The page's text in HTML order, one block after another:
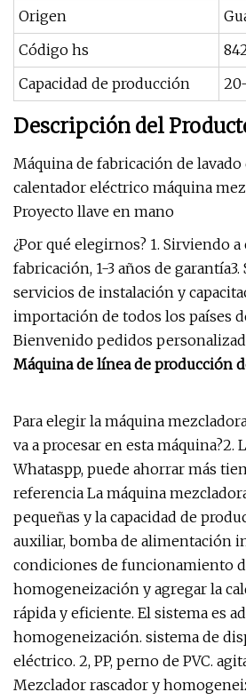
Origen
Código hs
Capacidad de producción
Descripción del
Máquina de fabricación de
calentador eléctrico máquina
Proyecto llave en mano
¿Por qué elegirnos? 1. Sirviendo
fabricación, 1-3 años de
servicios de instalación y
importación de todos los países
Bienvenido pedidos
Máquina de línea de producción
Para elegir la máquina
va a procesar en esta
Whataspp, puede ahorrar más
referencia La máquina
pequeñas y la capacidad de
auxiliar, bomba de alimentación
condiciones de funcionamiento
homogeneización y agregar la
rápida y eficiente. El sistema es
homogeneización. sistema de
eléctrico. 2, PP, perno de PVC.
Mezclador rascador y